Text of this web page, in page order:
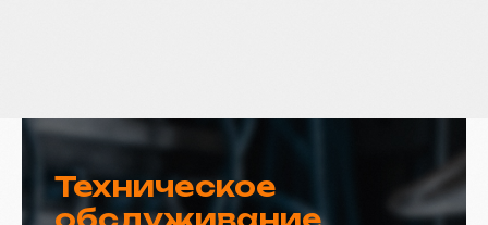
Техническое